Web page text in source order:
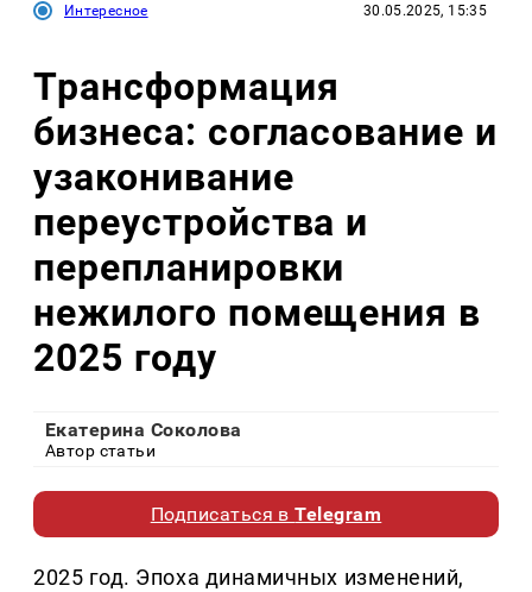
Интересное 30.05.2025, 15:35
Трансформация
бизнеса: согласование и
узаконивание
переустройства и
перепланировки
нежилого помещения в
2025 году
Екатерина Соколова
Автор статьи
Подписаться вTelegram
2025 год. Эпоха динамичных изменений,